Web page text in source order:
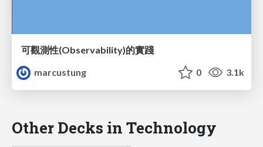
可觀測性(Observability)的實踐
marcustung
0 3.1k
Other Decks in Technology